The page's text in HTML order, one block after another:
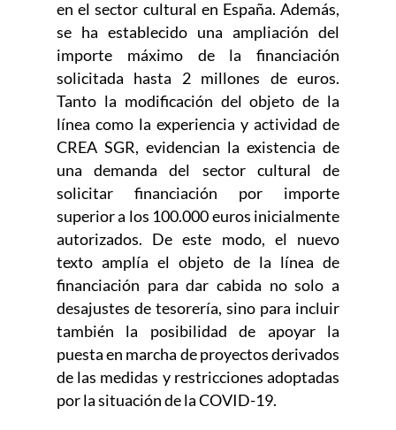
en el sector cultural en España. Además,
se ha establecido una ampliación del
importe máximo de la financiación
solicitada hasta 2 millones de euros.
Tanto la modificación del objeto de la
línea como la experiencia y actividad de
CREA SGR, evidencian la existencia de
una demanda del sector cultural de
solicitar financiación por importe
superior a los 100.000 euros inicialmente
autorizados. De este modo, el nuevo
texto amplía el objeto de la línea de
financiación para dar cabida no solo a
desajustes de tesorería, sino para incluir
también la posibilidad de apoyar la
puesta en marcha de proyectos derivados
de las medidas y restricciones adoptadas
por la situación de la COVID-19.